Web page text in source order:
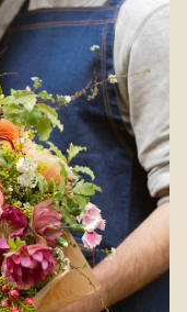
à Libourne et